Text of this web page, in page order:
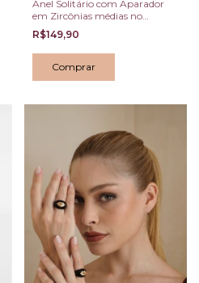
Anel Solitário com Aparador
em Zircônias médias no
Dourado
R$149,90
Comprar